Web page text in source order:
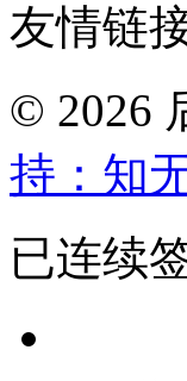
友情链
© 2026
持：知
已连续